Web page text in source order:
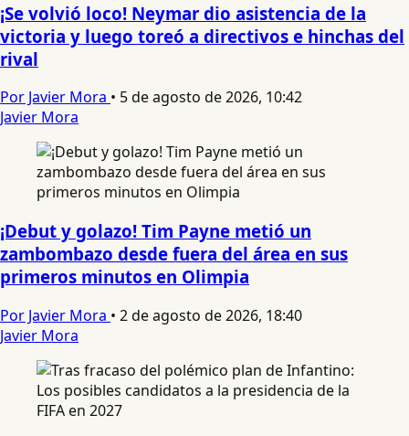
¡Se volvió loco! Neymar dio asistencia de la
victoria y luego toreó a directivos e hinchas del
rival
Por Javier Mora • 5 de agosto de 2026, 10:42
Javier Mora
¡Debut y golazo! Tim Payne metió un
zambombazo desde fuera del área en sus
primeros minutos en Olimpia
Por Javier Mora • 2 de agosto de 2026, 18:40
Javier Mora